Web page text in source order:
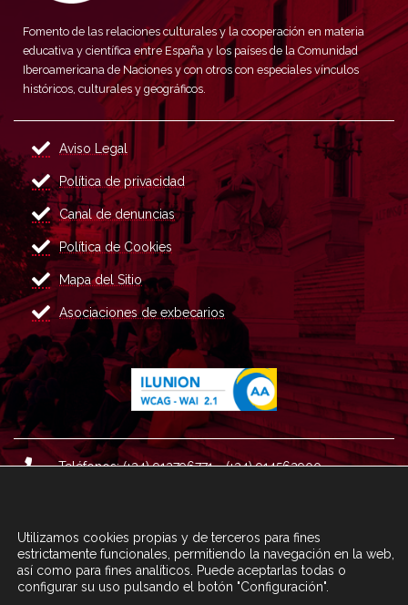
Fomento de las relaciones culturales y la cooperación en materia
educativa y científica entre España y los países de la Comunidad
Iberoamericana de Naciones y con otros con especiales vínculos
históricos, culturales y geográficos.
Aviso Legal
Política de privacidad
Canal de denuncias
Política de Cookies
Mapa del Sitio
Asociaciones de exbecarios
Teléfonos: (+34) 913796771 - (+34) 914562900
Correo : informacion@fundacioncarolina.es
CONTACTA CON FCA TRAVÉS DEL
Utilizamos cookies propias y de terceros para fines
estrictamente funcionales, permitiendo la navegación en la web,
así como para fines analíticos. Puede aceptarlas todas o
configurar su uso pulsando el botón "Configuración".